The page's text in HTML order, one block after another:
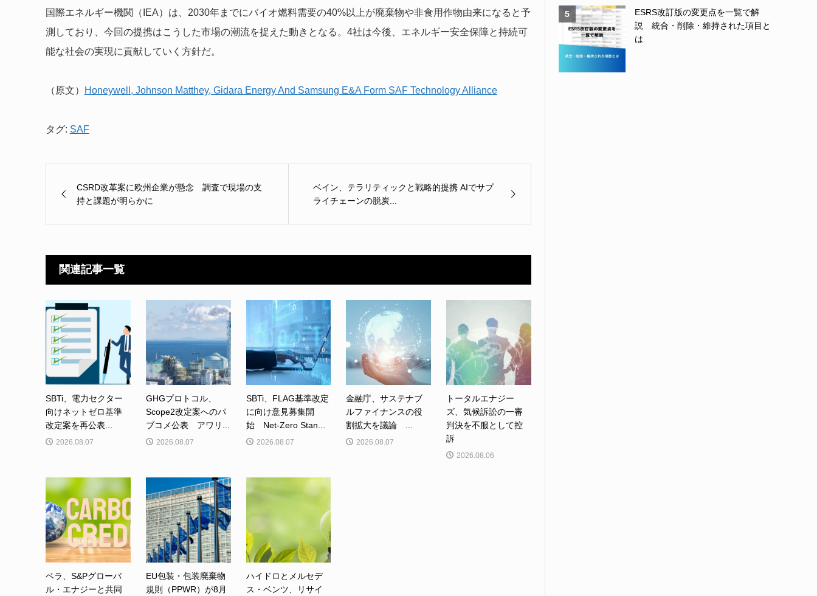
国際エネルギー機関（IEA）は、2030年までにバイオ燃料需要の40%以上が廃棄物や非食用作物由来になると予
測しており、今回の提携はこうした市場の潮流を捉えた動きとなる。4社は今後、エネルギー安全保障と持続可
能な社会の実現に貢献していく方針だ。
（原文） Honeywell, Johnson Matthey, Gidara Energy And Samsung E&A Form SAF Technology Alliance
タグ: SAF
CSRD改革案に欧州企業が懸念 調査で現場の支
持と課題が明らかに
ベイン、テラリティックと戦略的提携 AIでサプ
ライチェーンの脱炭...
関連記事一覧
SBTi、電力セクター
向けネットゼロ基準
改定案を再公表...
2026.08.07
GHGプロトコル、
Scope2改定案へのパ
ブコメ公表 アワリ...
2026.08.07
SBTi、FLAG基準改定
に向け意見募集開
始 Net-Zero Stan...
2026.08.07
金融庁、サステナブ
ルファイナンスの役
割拡大を議論 ...
2026.08.07
トータルエナジー
ズ、気候訴訟の一審
判決を不服として控
訴
2026.08.06
ベラ、S&Pグローバ
ル・エナジーと共同
EU包装・包装廃棄物
規則（PPWR）が8月
ハイドロとメルセデ
ス・ベンツ、リサイ
5
ESRS改訂版の変更点を一覧で解
説 統合・削除・維持された項目と
は